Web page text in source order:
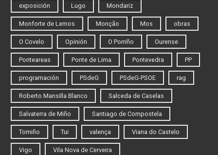
exposición Lugo Mondariz
Monforte de Lemos Monção Mos obras
O Covelo Opinión O Porriño Ourense
Ponteareas Ponte de Lima Pontevedra PP
programación PSdeG PSdeG-PSOE rag
Roberto Mansilla Blanco Salceda de Caselas
Salvaterra de Miño Santiago de Compostela
Tomiño Tui valença Viana do Castelo
Vigo Vila Nova de Cerveira